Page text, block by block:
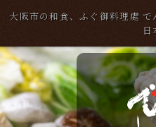
大阪市の和食、ふぐ御料理處
日